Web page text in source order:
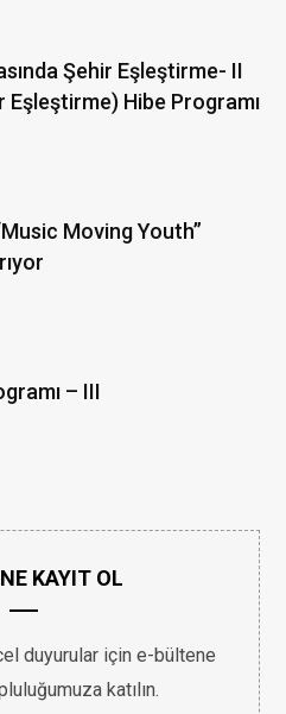
Şehir Eşleştirme- II
Eşleştirme) Hibe Programı
Moving Youth”
– III
KAYIT OL
duyurular için e-bültene
katılın.